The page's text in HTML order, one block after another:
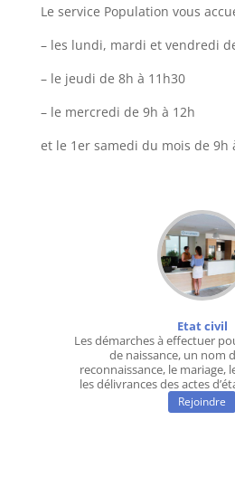
Le service Population vous
– les lundi, mardi et vendredi
– le jeudi de 8h à 11h30
– le mercredi de 9h à 12h
et le 1er samedi du mois de 9h
Etat civil
Les démarches à effectuer
de naissance, un nom
reconnaissance, le mariage,
les délivrances des actes
Rejoindre